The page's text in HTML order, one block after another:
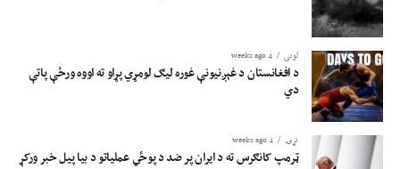
لوبی 4 weeks ago
د افغانستان د غېږنیونې غوره لیګ لومړي پړاو ته اووه ورځې پاتې
دي
نړۍ 4 weeks ago
ټرمپ کانګرس ته د ایران پر ضد د پوځي عملیاتو د بیا پیل خبر ورکړ